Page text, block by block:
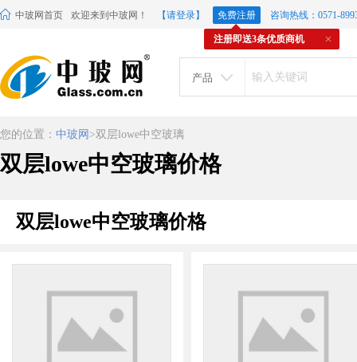
中玻网首页 欢迎来到中玻网！ 【请登录】 免费注册 咨询热线：0571-
注册即送3条优质商机
产品
您的位置： 中玻网 >双层lowe中空玻璃
双层lowe中空玻璃价格
双层lowe中空玻璃价格